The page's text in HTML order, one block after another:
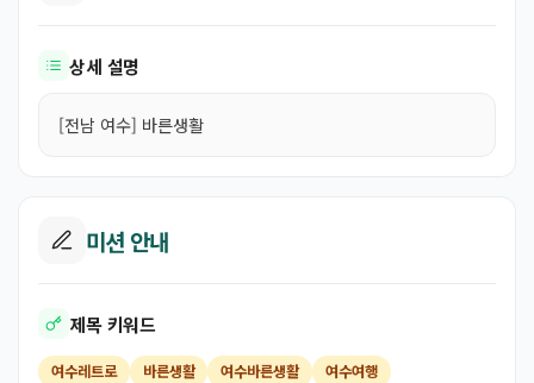
상세 설명
[전남 여수] 바른생활
미션 안내
제목 키워드
여수레트로 바른생활 여수바른생활
여수여행